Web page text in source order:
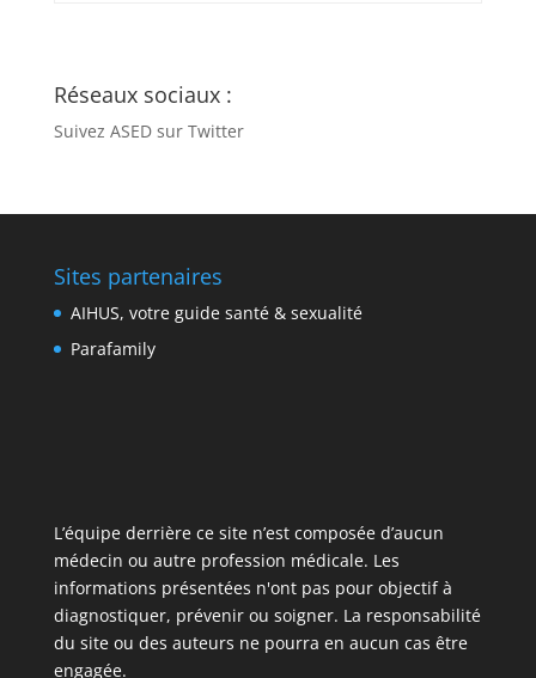
Réseaux sociaux :
Suivez ASED sur Twitter
Sites partenaires
AIHUS, votre guide santé & sexualité
Parafamily
L’équipe derrière ce site n’est composée d’aucun
médecin ou autre profession médicale. Les
informations présentées n'ont pas pour objectif à
diagnostiquer, prévenir ou soigner. La responsabilité
du site ou des auteurs ne pourra en aucun cas être
engagée.